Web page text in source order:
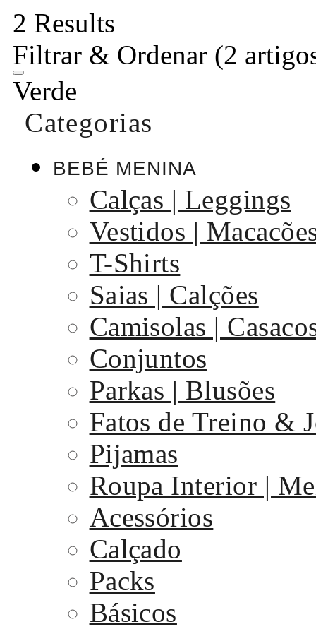
2 Results
Filtrar & Ordenar (2
Verde
Categorias
BEBÉ MENINA
Calças | Leggings
Vestidos |
T-Shirts
Saias | Calções
Camisolas |
Conjuntos
Parkas | Blusões
Fatos de Treino &
Pijamas
Roupa Interior |
Acessórios
Calçado
Packs
Básicos